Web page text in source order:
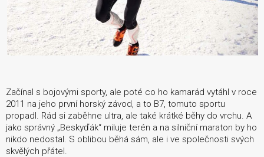
Začínal s bojovými sporty, ale poté co ho kamarád vytáhl v roce
2011 na jeho první horský závod, a to B7, tomuto sportu
propadl. Rád si zaběhne ultra, ale také krátké běhy do vrchu. A
jako správný „Beskyďák“ miluje terén a na silniční maraton by ho
nikdo nedostal. S oblibou běhá sám, ale i ve společnosti svých
skvělých přátel.